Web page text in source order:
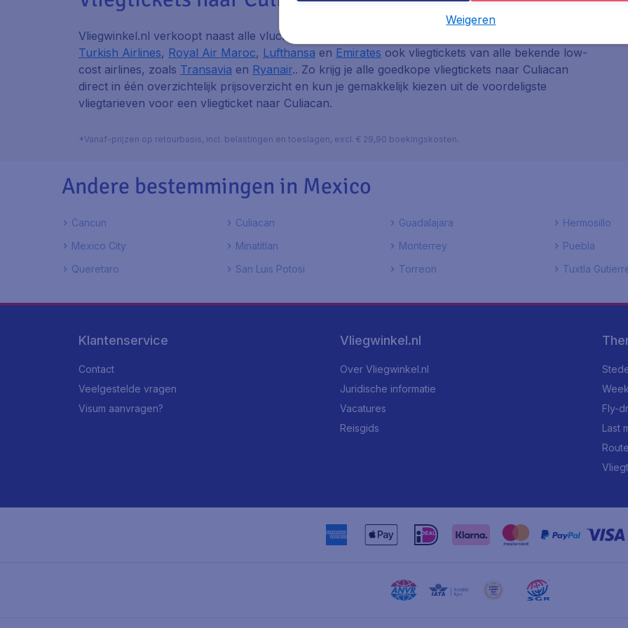
Vliegwinkel.nl verkoopt naast alle vluchten van de grote luchtvaartmaatschappijen als
Turkish Airlines, Royal Air Maroc, Lufthansa en Emirates ook vliegtickets van alle bekende low-
cost airlines, zoals Transavia en Ryanair.. Zo krijg je alle goedkope vliegtickets naar Culiacan
direct in één overzichtelijk prijsoverzicht en kun je gemakkelijk kiezen uit de voordeligste
vliegtarieven voor een vliegticket naar Culiacan.
*Vanaf-prijzen op retourbasis, incl. belastingen en toeslagen, excl. € 29,90 boekingskosten.
Andere bestemmingen in Mexico
Cancun Culiacan Guadalajara Hermosillo
Mexico City
Minatitlan Monterrey Puebla
Queretaro
San Luis Potosi Torreon Tuxtla
Klantenservice
Contact
Veelgestelde vragen
Visum aanvragen?
Vliegwinkel.nl
Over Vliegwinkel.nl
Juridische informatie
Vacatures
Reisgids
Fly-
Last
Weigeren